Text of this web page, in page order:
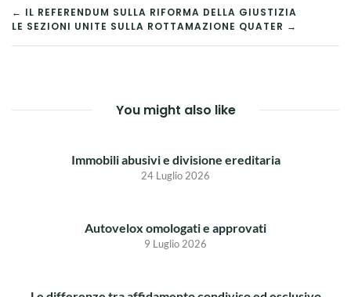
NAVIGAZIONE
ARTICOLI
← IL REFERENDUM SULLA RIFORMA DELLA GIUSTIZIA
LE SEZIONI UNITE SULLA ROTTAMAZIONE QUATER →
You might also like
Immobili abusivi e divisione ereditaria
24 Luglio 2026
Autovelox omologati e approvati
9 Luglio 2026